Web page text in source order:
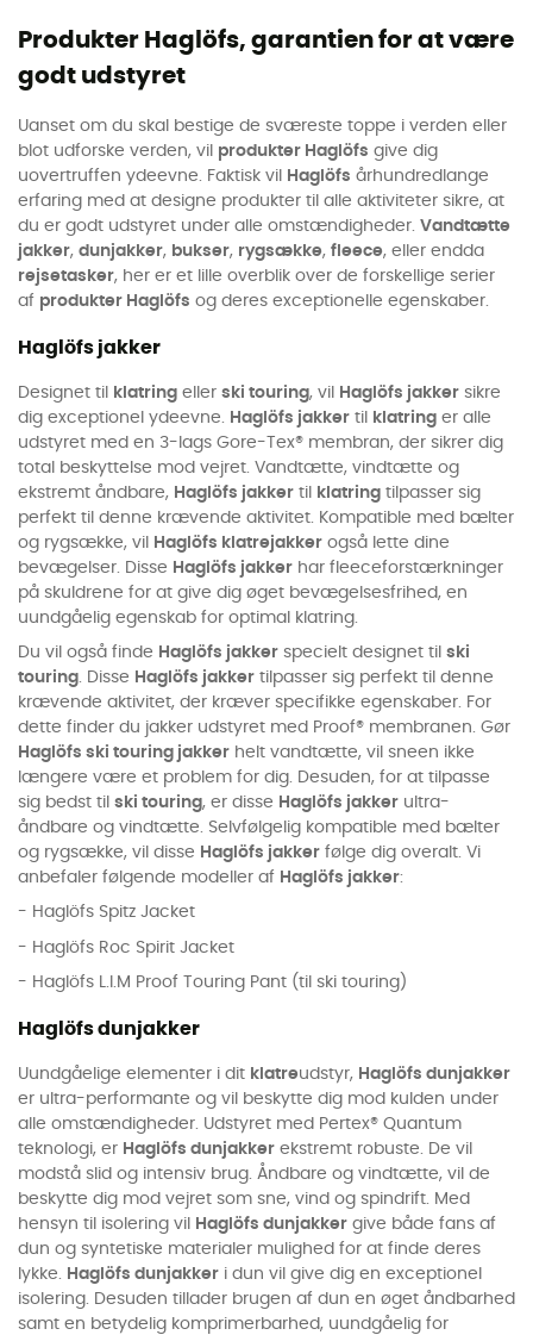
Produkter Haglöfs, garantien for at være
godt udstyret
Uanset om du skal bestige de sværeste toppe i verden eller
blot udforske verden, vil produkter Haglöfs give dig
uovertruffen ydeevne. Faktisk vil
Haglöfs århundredlange
erfaring med at designe produkter til alle aktiviteter sikre, at
du er godt udstyret under alle omstændigheder. Vandtætte
jakker, dunjakker, bukser, rygsække, fleece, eller endda
rejsetasker, her er et lille overblik over de forskellige serier
af produkter Haglöfs og deres exceptionelle egenskaber.
Haglöfs jakker
Designet til klatring eller ski touring, vil Haglöfs jakker sikre
dig exceptionel ydeevne.
Haglöfs jakker til klatring er alle
udstyret med en 3-lags Gore-Tex® membran, der sikrer dig
total beskyttelse mod vejret. Vandtætte, vindtætte og
ekstremt åndbare, Haglöfs jakker til klatring tilpasser sig
perfekt til denne krævende aktivitet. Kompatible med bælter
og rygsække, vil
Haglöfs klatrejakker også lette dine
bevægelser. Disse Haglöfs jakker har fleeceforstærkninger
på skuldrene for at give dig øget bevægelsesfrihed, en
uundgåelig egenskab for optimal klatring.
Du vil også finde Haglöfs jakker specielt designet til ski
touring. Disse Haglöfs jakker tilpasser sig perfekt til denne
krævende aktivitet, der kræver specifikke egenskaber. For
dette finder du jakker udstyret med Proof® membranen. Gør
Haglöfs ski touring jakker helt vandtætte, vil sneen ikke
længere være et problem for dig. Desuden, for at tilpasse
sig bedst til ski touring, er disse Haglöfs jakker ultra-
åndbare og vindtætte. Selvfølgelig kompatible med bælter
og rygsække, vil disse Haglöfs jakker følge dig overalt. Vi
anbefaler følgende modeller af Haglöfs jakker:
- Haglöfs Spitz Jacket
- Haglöfs Roc Spirit Jacket
- Haglöfs L.I.M Proof Touring Pant (til ski touring)
Haglöfs dunjakker
Uundgåelige elementer i dit klatreudstyr, Haglöfs dunjakker
er ultra-performante og vil beskytte dig mod kulden under
alle omstændigheder. Udstyret med Pertex® Quantum
teknologi, er Haglöfs dunjakker ekstremt robuste. De vil
modstå slid og intensiv brug. Åndbare og vindtætte, vil de
beskytte dig mod vejret som sne, vind og spindrift. Med
hensyn til isolering vil
Haglöfs dunjakker give både fans af
dun og syntetiske materialer mulighed for at finde deres
lykke. Haglöfs dunjakker i dun vil give dig en exceptionel
isolering. Desuden tillader brugen af dun en øget åndbarhed
samt en betydelig komprimerbarhed, uundgåelig for